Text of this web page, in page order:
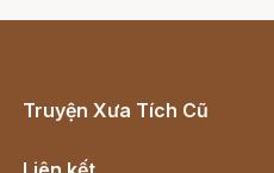
Truyện Xưa Tích Cũ